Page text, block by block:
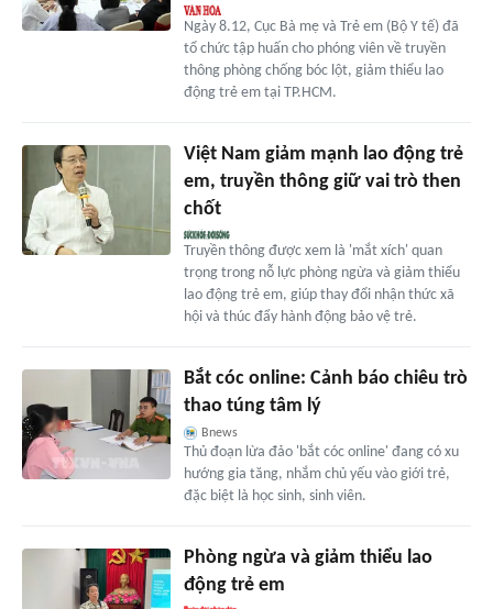
Ngày 8.12, Cục Bà mẹ và Trẻ em (Bộ Y tế) đã
tổ chức tập huấn cho phóng viên về truyền
thông phòng chống bóc lột, giảm thiểu lao
động trẻ em tại TP.HCM.
Việt Nam giảm mạnh lao động trẻ
em, truyền thông giữ vai trò then
chốt
Truyền thông được xem là 'mắt xích' quan
trọng trong nỗ lực phòng ngừa và giảm thiểu
lao động trẻ em, giúp thay đổi nhận thức xã
hội và thúc đẩy hành động bảo vệ trẻ.
Bắt cóc online: Cảnh báo chiêu trò
thao túng tâm lý
Bnews
Thủ đoạn lừa đảo 'bắt cóc online' đang có xu
hướng gia tăng, nhắm chủ yếu vào giới trẻ,
đặc biệt là học sinh, sinh viên.
Phòng ngừa và giảm thiểu lao
động trẻ em